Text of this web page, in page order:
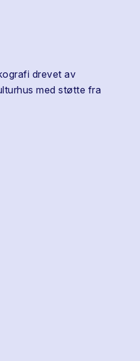
drevet av
med støtte fra